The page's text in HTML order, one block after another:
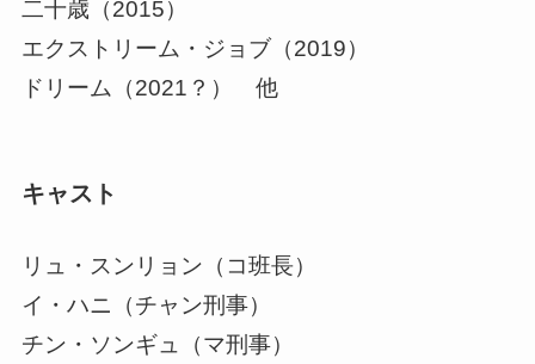
二十歳（2015）
エクストリーム・ジョブ（2019）
ドリーム（2021？） 他
キャスト
リュ・スンリョン（コ班長）
イ・ハニ（チャン刑事）
チン・ソンギュ（マ刑事）